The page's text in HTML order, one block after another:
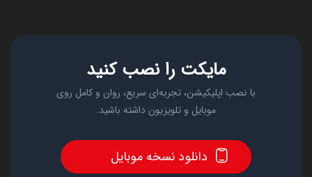
مایکت را نصب کنید
با نصب اپلیکیشن، تجربه‌ای سریع، روان و کامل روی
موبایل و تلویزیون داشته باشید.
دانلود نسخه موبایل